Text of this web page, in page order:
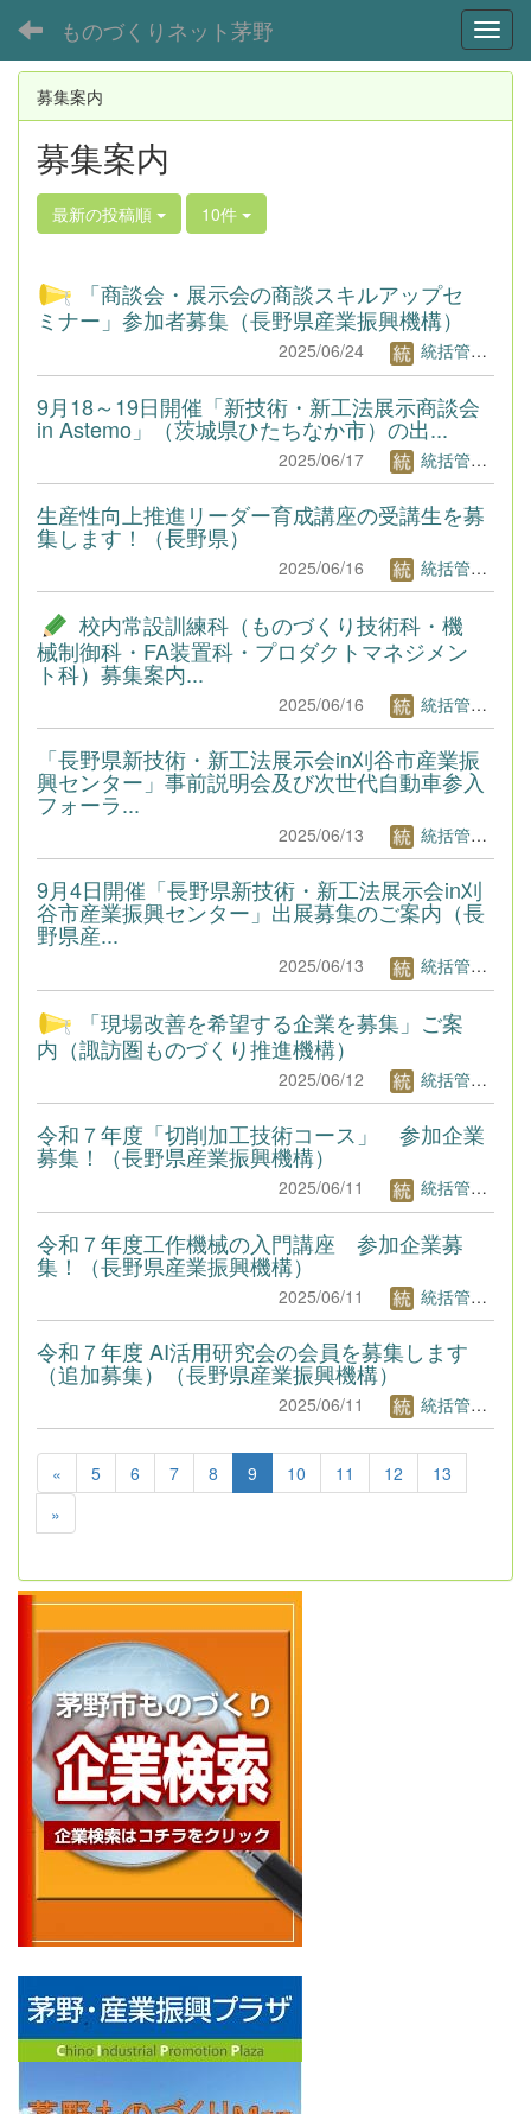
ものづくりネット茅野
募集案内
募集案内
最新の投稿順 10件
「商談会・展示会の商談スキルアップセ
ミナー」参加者募集（長野県産業振興機構）
2025/06/24 統括管理者1
9月18～19日開催「新技術・新工法展示商談会
in Astemo」（茨城県ひたちなか市）の出...
2025/06/17 統括管理者1
生産性向上推進リーダー育成講座の受講生を募
集します！（長野県）
2025/06/16 統括管理者1
校内常設訓練科（ものづくり技術科・機
械制御科・FA装置科・プロダクトマネジメン
ト科）募集案内...
2025/06/16 統括管理者1
「長野県新技術・新工法展示会in刈谷市産業振
興センター」事前説明会及び次世代自動車参入
フォーラ...
2025/06/13 統括管理者1
9月4日開催「長野県新技術・新工法展示会in刈
谷市産業振興センター」出展募集のご案内（長
野県産...
2025/06/13 統括管理者1
「現場改善を希望する企業を募集」ご案
内（諏訪圏ものづくり推進機構）
2025/06/12 統括管理者1
令和７年度「切削加工技術コース」 参加企業
募集！（長野県産業振興機構）
2025/06/11 統括管理者1
令和７年度工作機械の入門講座 参加企業募
集！（長野県産業振興機構）
2025/06/11 統括管理者1
令和７年度 AI活用研究会の会員を募集します
（追加募集）（長野県産業振興機構）
2025/06/11 統括管理者1
« 5 6 7 8 9 10 11 12
13
»